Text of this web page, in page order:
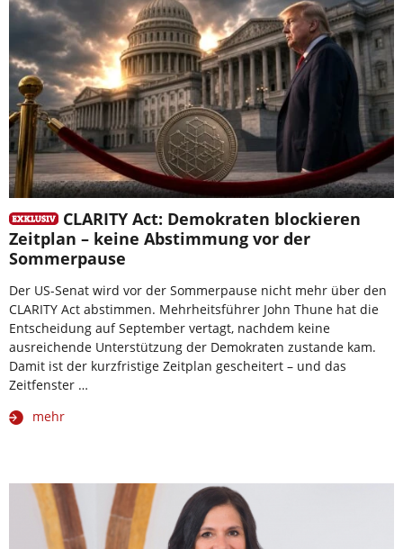
CLARITY Act: Demokraten blockieren
Zeitplan – keine Abstimmung vor der
Sommerpause
Der US-Senat wird vor der Sommerpause nicht mehr über den
CLARITY Act abstimmen. Mehrheitsführer John Thune hat die
Entscheidung auf September vertagt, nachdem keine
ausreichende Unterstützung der Demokraten zustande kam.
Damit ist der kurzfristige Zeitplan gescheitert – und das
Zeitfenster …
mehr